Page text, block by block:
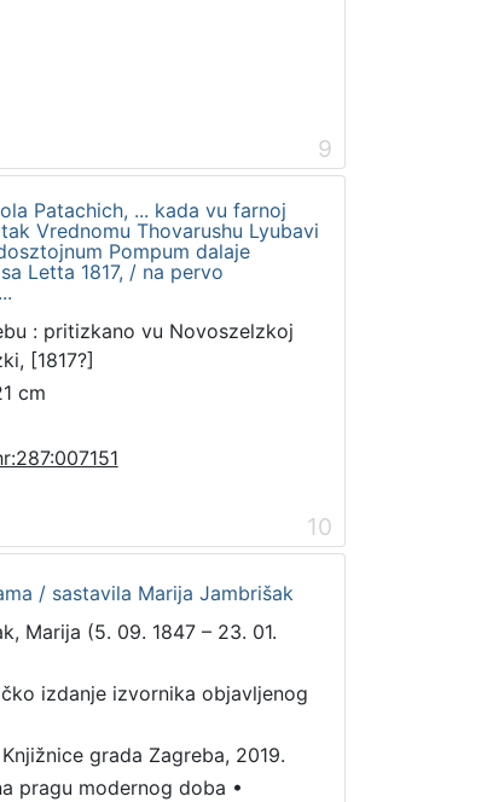
9
Patachich, ... kada vu farnoj
Vrednomu Thovarushu Lyubavi
Pompum dalaje
Letta 1817, / na pervo
: pritizkano vu Novoszelzkoj
[1817?]
cm
10
/ sastavila Marija Jambrišak
Marija (5. 09. 1847 – 23. 01.
izdanje izvornika objavljenog
grada Zagreba, 2019.
pragu modernog doba •